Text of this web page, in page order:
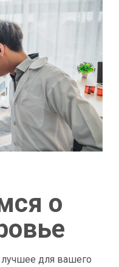
о
лучшее для вашего